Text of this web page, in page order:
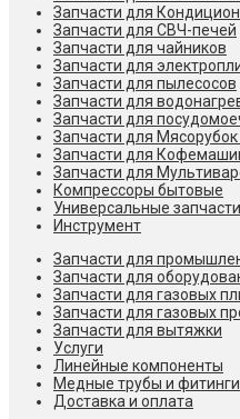
Запчасти для
Запчасти для СВЧ-печей
Запчасти для чайников
Запчасти для
Запчасти для пылесосов
Запчасти для
Запчасти для
Запчасти для
Запчасти для
Запчасти для
Компрессоры бытовые
Универсальные запчасти
Инструмент
Запчасти для
Запчасти для
Запчасти для газовых
Запчасти для газовых
Запчасти для вытяжки
Услуги
Линейные компоненты
Медные трубы и фитинги
Доставка и оплата